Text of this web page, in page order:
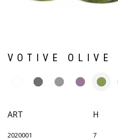
VOTIVE OLIVE
ART H
2020001 7